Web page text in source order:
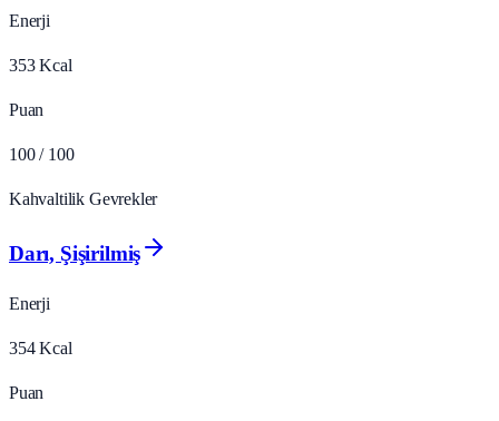
Enerji
353 Kcal
Puan
100 / 100
Kahvaltilik Gevrekler
Darı, Şişirilmiş
Enerji
354 Kcal
Puan